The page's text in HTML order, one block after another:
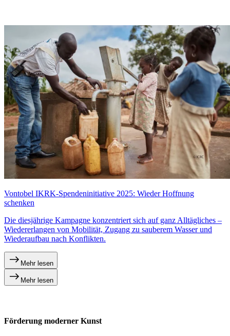
Vontobel IKRK-Spendeninitiative 2025: Wieder Hoffnung
schenken
Die diesjährige Kampagne konzentriert sich auf ganz Alltägliches –
Wiedererlangen von Mobilität, Zugang zu sauberem Wasser und
Wiederaufbau nach Konflikten.
Mehr lesen
Mehr lesen
Förderung moderner Kunst